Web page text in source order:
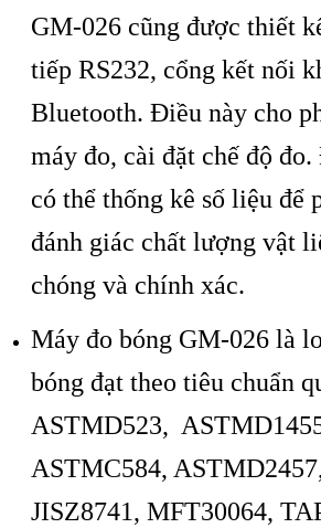
GM-026 cũng được thiết
tiếp RS232, cổng kết nối
Bluetooth. Điều này cho
máy đo, cài đặt chế độ
có thể thống kê số liệu để
đánh giác chất lượng vật
chóng và chính xác.
Máy đo bóng GM-026 là lo
bóng đạt theo tiêu chuẩn
ASTMD523,
ASTMC584,
JISZ8741, MFT30064,